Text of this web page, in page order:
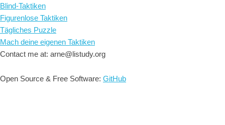
Blind-Taktiken
Figurenlose Taktiken
Tägliches Puzzle
Mach deine eigenen Taktiken
Contact me at: arne@listudy.org
Open Source & Free Software: GitHub